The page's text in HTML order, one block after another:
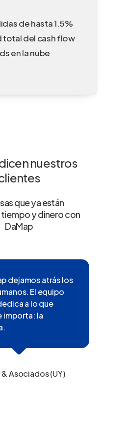
de hasta 1.5%
total del cash flow
en la nube
nuestros
que ya están
y dinero con
DaMap
dejamos atrás los
El equipo
a lo que
importa: la
Asociados (UY)